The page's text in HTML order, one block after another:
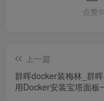
点赞 0
上一篇
群晖docker装梅林_群
用Docker安装宝塔面板